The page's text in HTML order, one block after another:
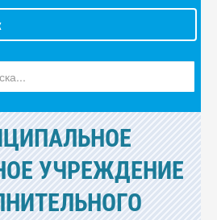
УЧРЕЖДЕНИЕ